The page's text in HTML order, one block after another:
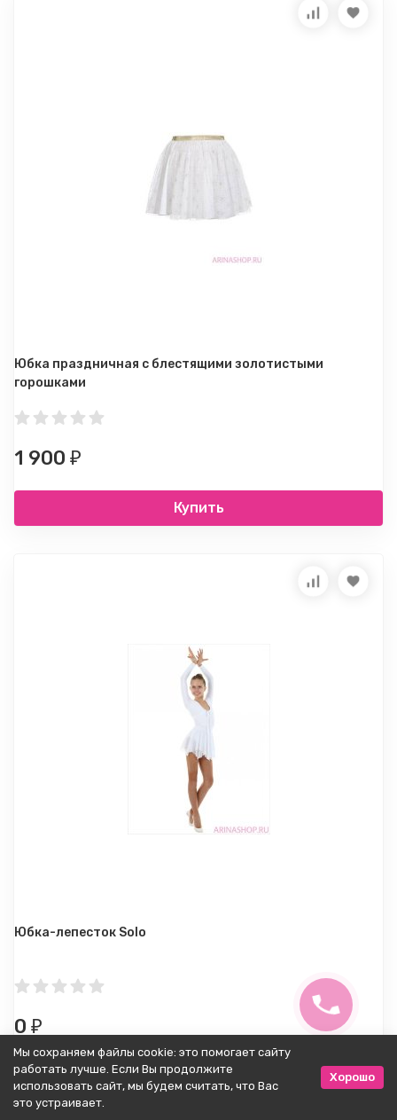
Юбка праздничная с блестящими золотистыми
горошками
1 900 ₽
Купить
Юбка-лепесток Solo
0 ₽
Купить
Мы сохраняем файлы cookie: это помогает сайту
работать лучше. Если Вы продолжите
использовать сайт, мы будем считать, что Вас
это устраивает.
Хорошо